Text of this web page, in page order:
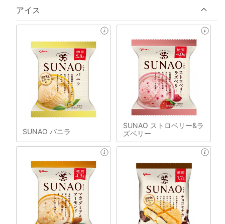
アイス
SUNAO バニラ
SUNAO ストロベリー&ラ
ズベリー